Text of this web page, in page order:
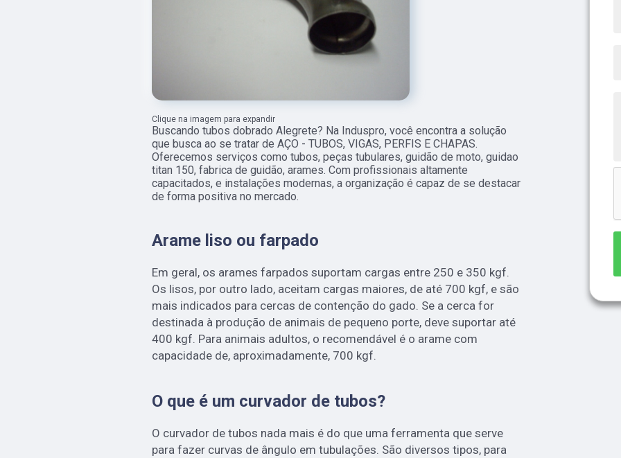
Clique na imagem para expandir
Buscando tubos dobrado Alegrete? Na Induspro, você encontra a solução
que busca ao se tratar de AÇO - TUBOS, VIGAS, PERFIS E CHAPAS.
Oferecemos serviços como tubos, peças tubulares, guidão de moto, guidao
titan 150, fabrica de guidão, arames. Com profissionais altamente
capacitados, e instalações modernas, a organização é capaz de se destacar
de forma positiva no mercado.
Arame liso ou farpado
Em geral, os arames farpados suportam cargas entre 250 e 350 kgf.
Os lisos, por outro lado, aceitam cargas maiores, de até 700 kgf, e são
mais indicados para cercas de contenção do gado. Se a cerca for
destinada à produção de animais de pequeno porte, deve suportar até
400 kgf. Para animais adultos, o recomendável é o arame com
capacidade de, aproximadamente, 700 kgf.
O que é um curvador de tubos?
O curvador de tubos nada mais é do que uma ferramenta que serve
para fazer curvas de ângulo em tubulações. São diversos tipos, para